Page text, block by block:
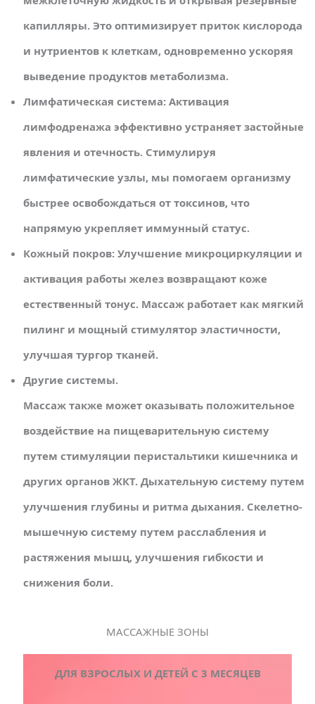
капилляры. Это оптимизирует приток кислорода
и нутриентов к клеткам, одновременно ускоряя
выведение продуктов метаболизма.
Лимфатическая система: Активация
лимфодренажа эффективно устраняет застойные
явления и отечность. Стимулируя
лимфатические узлы, мы помогаем организму
быстрее освобождаться от токсинов, что
напрямую укрепляет иммунный статус.
Кожный покров: Улучшение микроциркуляции и
активация работы желез возвращают коже
естественный тонус. Массаж работает как мягкий
пилинг и мощный стимулятор эластичности,
улучшая тургор тканей.
Другие системы.
Массаж также может оказывать положительное
воздействие на пищеварительную систему
путем стимуляции перистальтики кишечника и
других органов ЖКТ. Дыхательную систему путем
улучшения глубины и ритма дыхания. Скелетно-
мышечную систему путем расслабления и
растяжения мышц, улучшения гибкости и
снижения боли.
МАССАЖНЫЕ ЗОНЫ
ДЛЯ ВЗРОСЛЫХ И ДЕТЕЙ С 3 МЕСЯЦЕВ